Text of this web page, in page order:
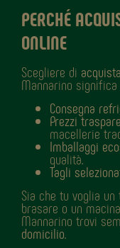
PERCHÉ
ONLINE
Scegliere di
Mannarino significa
Consegna
Prezzi
macellerie
Imballaggi
qualità.
Tagli
Sia che tu voglia
brasare o un
Mannarino trovi
domicilio.